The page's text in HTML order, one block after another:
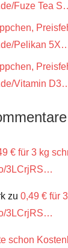
Fuze Tea
Pelikan
Vitamin
€ für 3 kg
3LCrjRS…
zu 0,49 € für
3LCrjRS…
schon